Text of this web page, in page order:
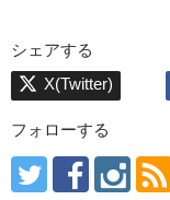
シェアする
フォローする